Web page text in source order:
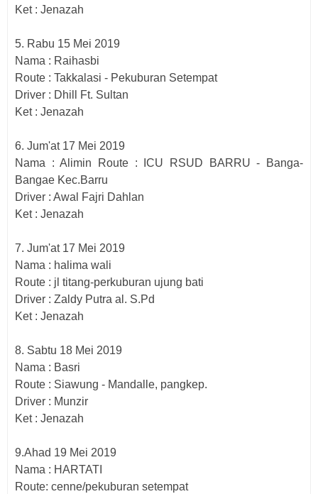
Ket : Jenazah
5. Rabu 15 Mei 2019
Nama : Raihasbi
Route : Takkalasi - Pekuburan Setempat
Driver : Dhill Ft. Sultan
Ket : Jenazah
6. Jum'at 17 Mei 2019
Nama : Alimin Route : ICU RSUD BARRU - Banga-
Bangae Kec.Barru
Driver : Awal Fajri Dahlan
Ket : Jenazah
7. Jum'at 17 Mei 2019
Nama : halima wali
Route : jl titang-perkuburan ujung bati
Driver : Zaldy Putra al. S.Pd
Ket : Jenazah
8. Sabtu 18 Mei 2019
Nama : Basri
Route : Siawung - Mandalle, pangkep.
Driver : Munzir
Ket : Jenazah
9.Ahad 19 Mei 2019
Nama : HARTATI
Route: cenne/pekuburan setempat